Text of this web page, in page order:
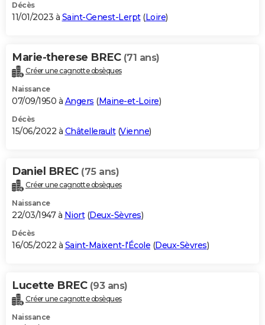
Décès
11/01/2023 à Saint-Genest-Lerpt(Loire)
Marie-therese BREC (71 ans)
Créer une cagnotte obsèques
Naissance
07/09/1950 à Angers (Maine-et-Loire)
Décès
15/06/2022 à Châtellerault(Vienne)
Daniel BREC (75 ans)
Créer une cagnotte obsèques
Naissance
22/03/1947 à Niort(Deux-Sèvres)
Décès
16/05/2022 à Saint-Maixent-l'École (Deux-Sèvres)
Lucette BREC (93 ans)
Créer une cagnotte obsèques
Naissance